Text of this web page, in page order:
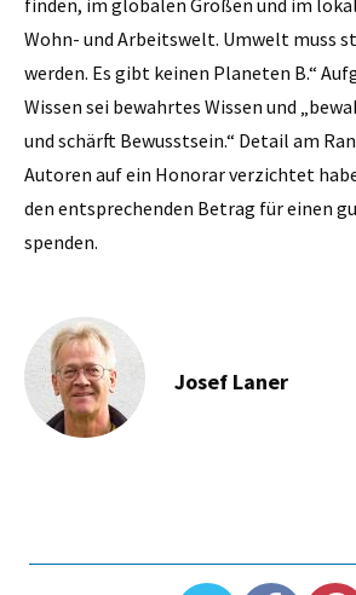
Wohn- und Arbeitswelt. Umwelt muss
werden. Es gibt keinen Planeten B.“
Wissen sei bewahrtes Wissen und
und schärft Bewusstsein.“ Detail am
Autoren auf ein Honorar verzichtet
den entsprechenden Betrag für einen
spenden.
Josef Laner